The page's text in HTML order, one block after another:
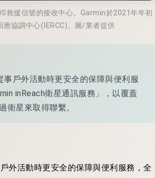
救援信號的接收中心。Garmin於2021年年初
協調中心(IERCC)。圖/業者提供
戶外活動時更安全的保障與便利服
inReach衛星通訊服務」，以覆蓋
衛星來取得聯繫。
外活動時更安全的保障與便利服務，全